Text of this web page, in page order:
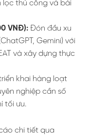
lọc thủ công và bài
VNĐ): Đón đầu xu
Gemini) với
và xây dựng thực
khai hàng loạt
nghiệp cần số
tối ưu.
chi tiết qua